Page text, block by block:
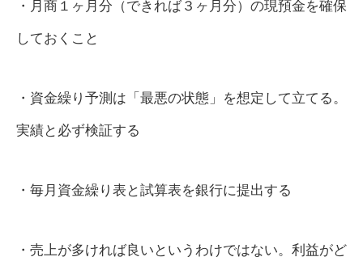
・月商１ヶ月分（できれば３ヶ月分）の現預金を確保
しておくこと
・資金繰り予測は「最悪の状態」を想定して立てる。
実績と必ず検証する
・毎月資金繰り表と試算表を銀行に提出する
・売上が多ければ良いというわけではない。利益がど